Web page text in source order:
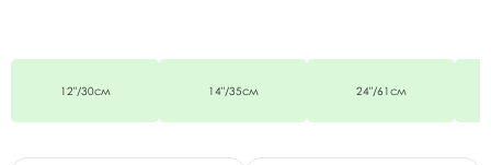
12"/30см 14"/35см 24"/61см